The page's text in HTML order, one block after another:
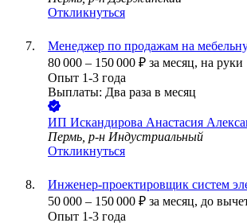
Откликнуться
Менеджер по продажам на
80 000 – 150 000 ₽ за месяц, на руки
Опыт 1-3 года
Выплаты: Два раза в месяц
ИП Искандирова Анастасия
Пермь, р-н Индустриальный
Откликнуться
Инженер-проектировщик систем
50 000 – 150 000 ₽ за месяц, до
Опыт 1-3 года